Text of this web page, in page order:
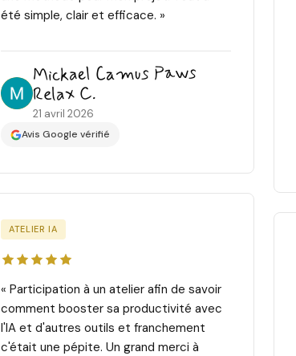
été simple, clair et efficace. »
Mickael Camus Paws
Relax C.
21 avril 2026
Avis Google vérifié
ATELIER IA
« Participation à un atelier afin de savoir
comment booster sa productivité avec
l'IA et d'autres outils et franchement
c'était une pépite. Un grand merci à